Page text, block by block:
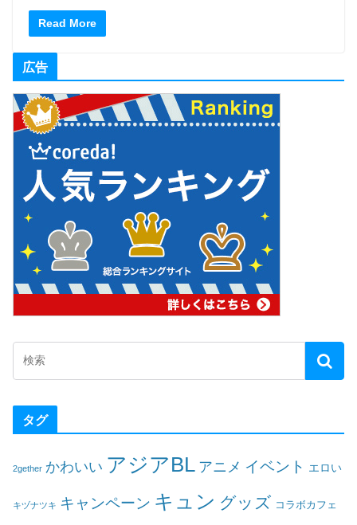
Read More
広告
タグ
2gether かわいい アジアBL アニメ イベント エロい
キヅナツキ キャンペーン キュン グッズ コラボカフェ